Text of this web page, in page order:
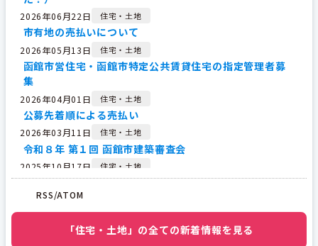
2026年06月22日 住宅・土地
市有地の売払いについて
2026年05月13日 住宅・土地
函館市営住宅・函館市特定公共賃貸住宅の指定管理者募
集
2026年04月01日 住宅・土地
公募先着順による売払い
2026年03月11日 住宅・土地
令和８年 第１回 函館市建築審査会
2025年10月17日 住宅・土地
居住サポート住宅
2025年10月03日
企業局所管の市有財産の売払いについて（一般競争入
札，令和7年10月3日実施分）【結果】
RSS/ATOM
「住宅・土地」の全ての新着情報を見る